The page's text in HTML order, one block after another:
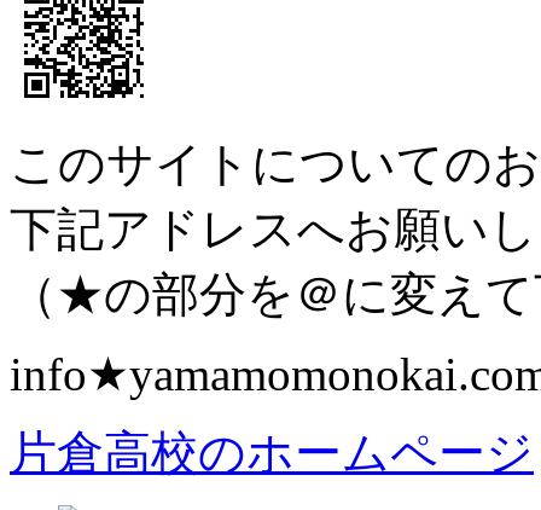
このサイトについての
下記アドレスへお願い
（★の部分を＠に変え
片倉高校のホームページ